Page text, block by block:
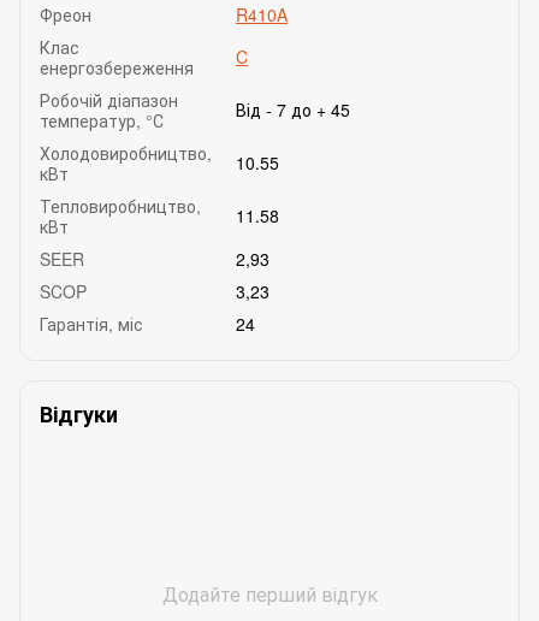
Фреон
R410A
Клас
енергозбереження
C
Робочій діапазон
температур, °С
Від - 7 до + 45
Холодовиробництво,
кВт
10.55
Тепловиробництво,
кВт
11.58
SEER
2,93
SCOP
3,23
Гарантія, міс
24
Відгуки
Додайте перший відгук